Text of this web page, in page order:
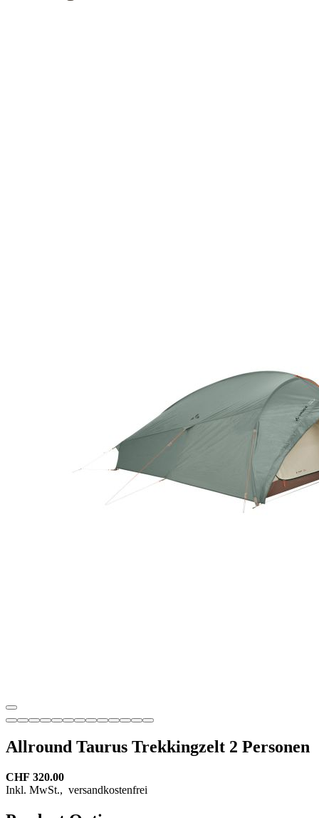
Allround Taurus Trekkingzelt 2 Personen
CHF 320.00
Inkl. MwSt., versandkostenfrei